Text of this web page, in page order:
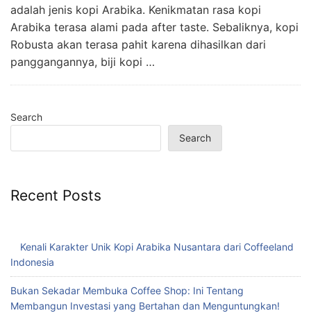
adalah jenis kopi Arabika. Kenikmatan rasa kopi
Arabika terasa alami pada after taste. Sebaliknya, kopi
Robusta akan terasa pahit karena dihasilkan dari
panggangannya, biji kopi …
Search
Search
Recent Posts
Kenali Karakter Unik Kopi Arabika Nusantara dari Coffeeland
Indonesia
Bukan Sekadar Membuka Coffee Shop: Ini Tentang
Membangun Investasi yang Bertahan dan Menguntungkan!